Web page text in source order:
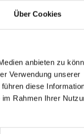
Über Cookies
anbieten zu
Verwendung unserer
diese
Rahmen Ihrer